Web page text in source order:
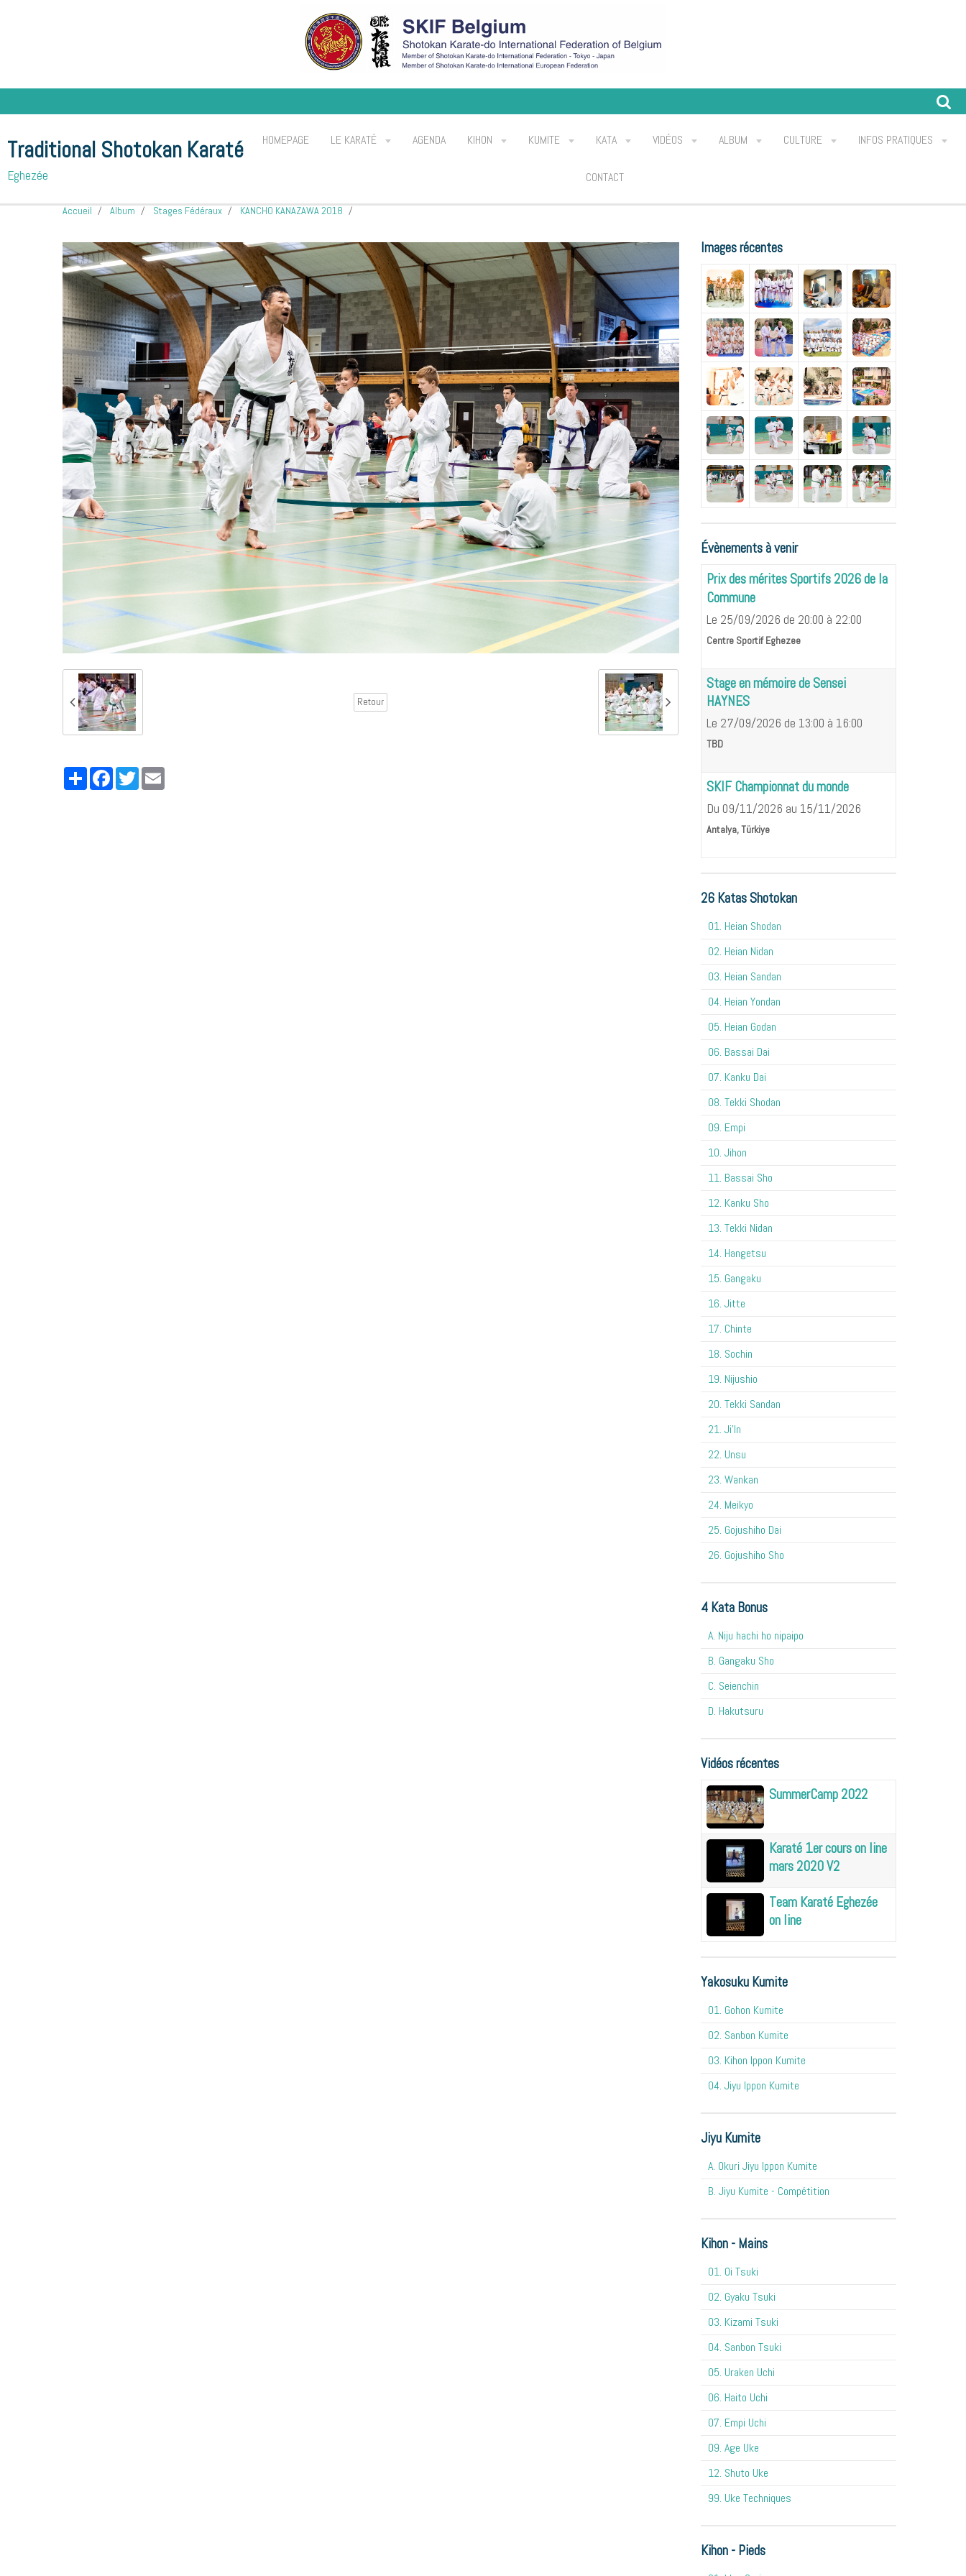
Traditional Shotokan Karaté
Eghezée
HOMEPAGE LE KARATÉ AGENDA KIHON KUMITE KATA VIDÉOS ALBUM CULTURE INFOS PRATIQUES
CONTACT
Accueil Album Stages Fédéraux KANCHO KANAZAWA 2018
Retour
PartagerFacebookTwitter
Images récentes
Évènements à venir
Prix des mérites Sportifs 2026 de la
Commune
Le 25/09/2026 de 20:00 à 22:00
Centre Sportif Eghezee
Stage en mémoire de Sensei
HAYNES
Le 27/09/2026 de 13:00 à 16:00
TBD
SKIF Championnat du monde
Du 09/11/2026 au 15/11/2026
Antalya, Türkiye
26 Katas Shotokan
01. Heian Shodan
02. Heian Nidan
03. Heian Sandan
04. Heian Yondan
05. Heian Godan
06. Bassai Dai
07. Kanku Dai
08. Tekki Shodan
09. Empi
10. Jihon
11. Bassai Sho
12. Kanku Sho
13. Tekki Nidan
14. Hangetsu
15. Gangaku
16. Jitte
17. Chinte
18. Sochin
19. Nijushio
20. Tekki Sandan
21. Ji'In
22. Unsu
23. Wankan
24. Meikyo
25. Gojushiho Dai
26. Gojushiho Sho
4 Kata Bonus
A. Niju hachi ho nipaipo
B. Gangaku Sho
C. Seienchin
D. Hakutsuru
Vidéos récentes
SummerCamp 2022
Karaté 1er cours on line
mars 2020 V2
Team Karaté Eghezée
on line
Yakosuku Kumite
01. Gohon Kumite
02. Sanbon Kumite
03. Kihon Ippon Kumite
04. Jiyu Ippon Kumite
Jiyu Kumite
A. Okuri Jiyu Ippon Kumite
B. Jiyu Kumite - Compétition
Kihon - Mains
O1. Oi Tsuki
02. Gyaku Tsuki
03. Kizami Tsuki
04. Sanbon Tsuki
05. Uraken Uchi
06. Haito Uchi
07. Empi Uchi
09. Age Uke
12. Shuto Uke
99. Uke Techniques
Kihon - Pieds